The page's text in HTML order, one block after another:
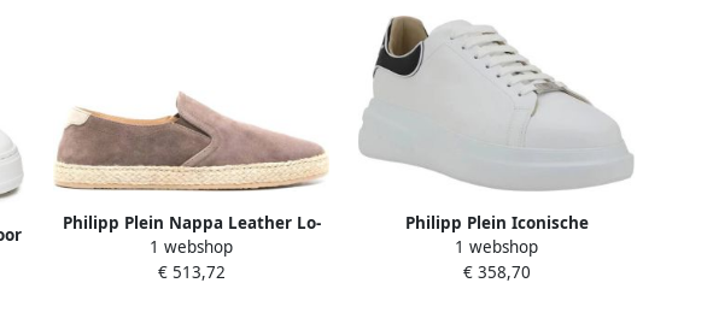
Philipp Plein Nappa Leather Lo-
Top Sneakers Hexagon
1 webshop
€ 513,72
Philipp Plein Iconische
Monogram Leren Sneakers met
Gestructureerde Zool White
1 webshop
€ 358,70